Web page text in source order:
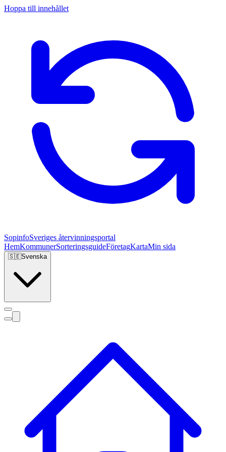
Hoppa till innehållet
SopinfoSveriges återvinningsportal
HemKommunerSorteringsguideFöretagKartaMin sida
🇸🇪Svenska